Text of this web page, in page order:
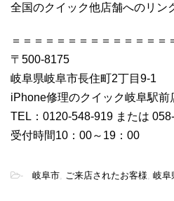
全国のクイック他店舗へのリン
＝＝＝＝＝＝＝＝＝＝＝＝＝＝
〒500-8175
岐阜県岐阜市長住町2丁目9-1
iPhone修理のクイック岐阜駅前
TEL：0120-548-919 または
受付時間10：00～19：00
- 岐阜市 ご来店されたお客様 岐阜